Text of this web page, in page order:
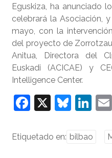
Eguskiza, ha anunciado
celebrará la Asociación,
mayo, con la
del proyecto de
Anitua, Directora del
Euskadi (ACICAE) y
Intelligence Center.
F
c
X
Bl
e
Li
k
Etiquetado en: bilbao